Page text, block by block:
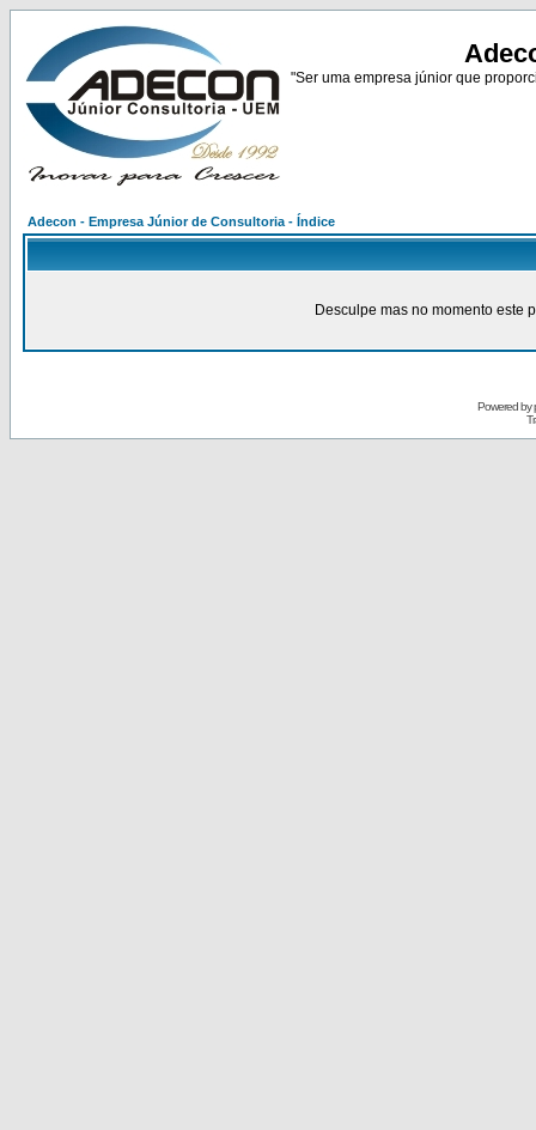
"Ser uma empresa júnior que
Adecon - Empresa Júnior de Consultoria - Índice
Desculpe mas no momento este
Powered by